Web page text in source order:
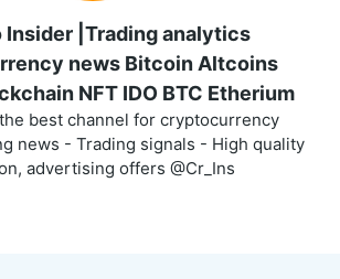
Insider |Trading analytics
news Bitcoin Altcoins
NFT IDO BTC Etherium
best channel for cryptocurrency
news - Trading signals - High quality
advertising offers @Cr_Ins